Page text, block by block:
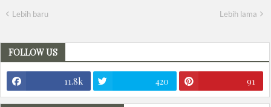
Lebih baru Lebih lama
FOLLOW US
11.8k 420 91